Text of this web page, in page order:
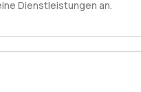
Dienstleistungen an.